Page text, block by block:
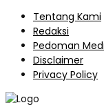
Tentang Kami
Redaksi
Pedoman
Disclaimer
Privacy Policy